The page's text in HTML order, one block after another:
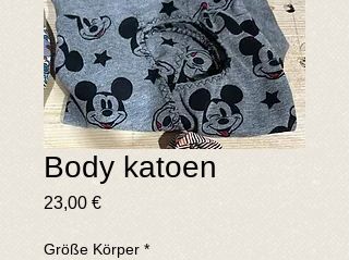
Body katoen
23,00 €Preis
Größe Körper *